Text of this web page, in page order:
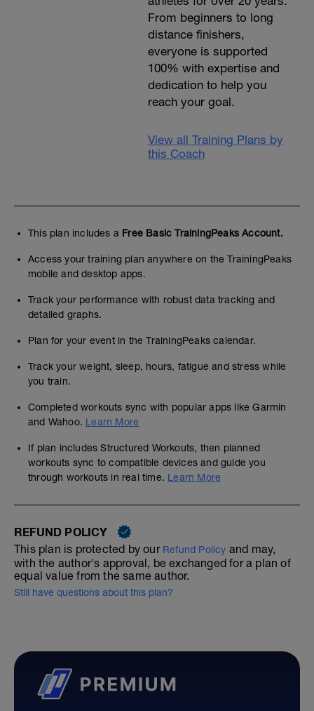
From beginners to long
distance finishers,
everyone is supported
100% with expertise and
dedication to help you
reach your goal.
View all Training Plans by
this Coach
This plan includes a Free Basic TrainingPeaks Account.
Access your training plan anywhere on the TrainingPeaks
mobile and desktop apps.
Track your performance with robust data tracking and
detailed graphs.
Plan for your event in the TrainingPeaks calendar.
Track your weight, sleep, hours, fatigue and stress while
you train.
Completed workouts sync with popular apps like Garmin
and Wahoo. Learn More
If plan includes Structured Workouts, then planned
workouts sync to compatible devices and guide you
through workouts in real time. Learn More
REFUND POLICY
This plan is protected by our Refund Policy and may,
with the author's approval, be exchanged for a plan of
equal value from the same author.
Still have questions about this plan?